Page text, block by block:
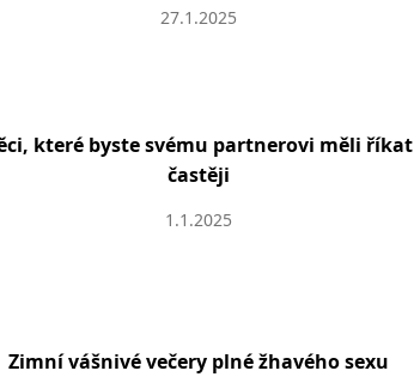
27.1.2025
které byste svému partnerovi měli říkat
častěji
1.1.2025
Zimní vášnivé večery plné žhavého sexu